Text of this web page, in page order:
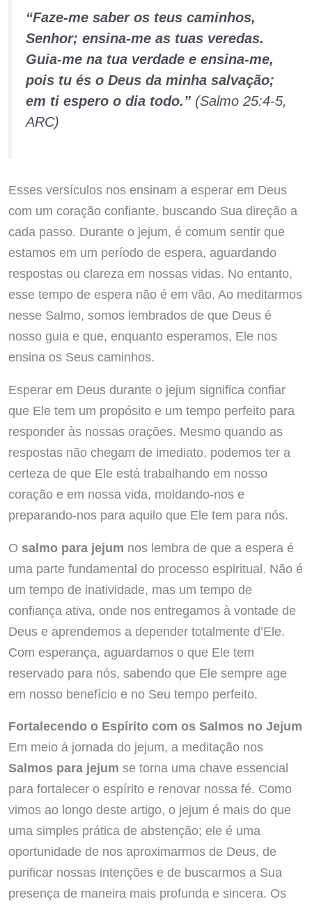
“Faze-me saber os teus caminhos,
Senhor; ensina-me as tuas veredas.
Guia-me na tua verdade e ensina-me,
pois tu és o Deus da minha salvação;
em ti espero o dia todo.”(Salmo 25:4-5,
ARC)
Esses versículos nos ensinam a esperar em Deus
com um coração confiante, buscando Sua direção a
cada passo. Durante o jejum, é comum sentir que
estamos em um período de espera, aguardando
respostas ou clareza em nossas vidas. No entanto,
esse tempo de espera não é em vão. Ao meditarmos
nesse Salmo, somos lembrados de que Deus é
nosso guia e que, enquanto esperamos, Ele nos
ensina os Seus caminhos.
Esperar em Deus durante o jejum significa confiar
que Ele tem um propósito e um tempo perfeito para
responder às nossas orações. Mesmo quando as
respostas não chegam de imediato, podemos ter a
certeza de que Ele está trabalhando em nosso
coração e em nossa vida, moldando-nos e
preparando-nos para aquilo que Ele tem para nós.
O salmo para jejum nos lembra de que a espera é
uma parte fundamental do processo espiritual. Não é
um tempo de inatividade, mas um tempo de
confiança ativa, onde nos entregamos à vontade de
Deus e aprendemos a depender totalmente d’Ele.
Com esperança, aguardamos o que Ele tem
reservado para nós, sabendo que Ele sempre age
em nosso benefício e no Seu tempo perfeito.
Fortalecendo o Espírito com os Salmos no Jejum
Em meio à jornada do jejum, a meditação nos
Salmos para jejum se torna uma chave essencial
para fortalecer o espírito e renovar nossa fé. Como
vimos ao longo deste artigo, o jejum é mais do que
uma simples prática de abstenção; ele é uma
oportunidade de nos aproximarmos de Deus, de
purificar nossas intenções e de buscarmos a Sua
presença de maneira mais profunda e sincera. Os